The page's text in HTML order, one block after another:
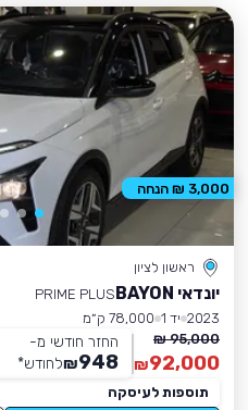
ראשון לציון
יונדאי BAYON
PRIME PLUS
2023 יד 1
78,000 ק״מ
95,000 ₪
92,000
₪
החזר חודשי מ-
948
₪לחודש*
תוספות לעיסקה
3,000 ₪ הנחה